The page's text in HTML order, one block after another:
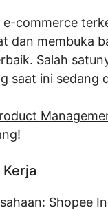
commerce
dan membuka
Salah
saat ini sedang
Shopee